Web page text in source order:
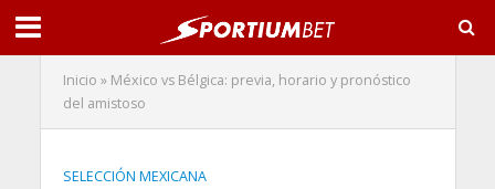
Inicio » México vs Bélgica: previa, horario y pronóstico
del amistoso
SELECCIÓN MEXICANA